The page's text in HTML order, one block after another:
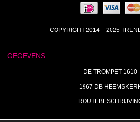
COPYRIGHT 2014 – 2025
GEGEVENS
DE TROMPET 1610
1967 DB